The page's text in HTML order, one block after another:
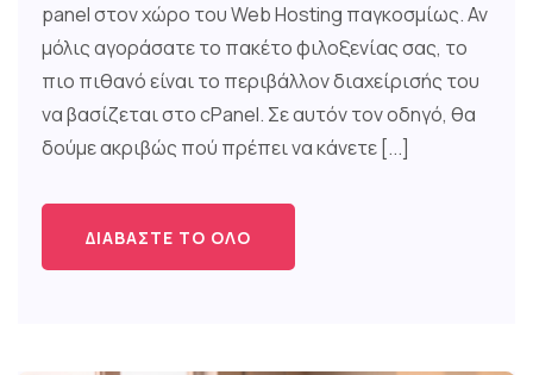
panel στον χώρο του Web Hosting παγκοσμίως. Αν
μόλις αγοράσατε το πακέτο φιλοξενίας σας, το
πιο πιθανό είναι το περιβάλλον διαχείρισής του
να βασίζεται στο cPanel. Σε αυτόν τον οδηγό, θα
δούμε ακριβώς πού πρέπει να κάνετε [...]
ΔΙΑΒΆΣΤΕ ΤΟ ΌΛΟ